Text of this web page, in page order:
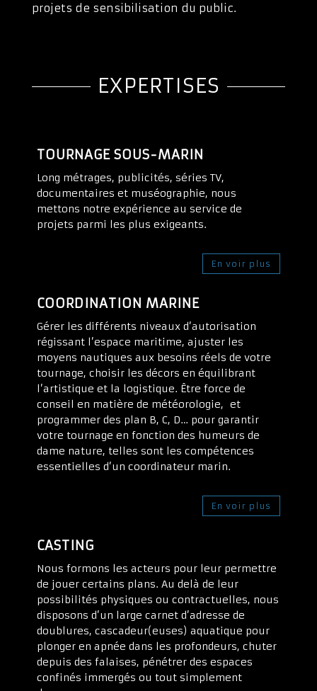
projets de sensibilisation du public.
EXPERTISES
TOURNAGE SOUS-MARIN
Long métrages, publicités, séries TV,
documentaires et muséographie, nous
mettons notre expérience au service de
projets parmi les plus exigeants.
En voir plus
COORDINATION MARINE
Gérer les différents niveaux d’autorisation
régissant l’espace maritime, ajuster les
moyens nautiques aux besoins réels de votre
tournage, choisir les décors en équilibrant
l’artistique et la logistique. Être force de
conseil en matière de météorologie, et
programmer des plan B, C, D… pour garantir
votre tournage en fonction des humeurs de
dame nature, telles sont les compétences
essentielles d’un coordinateur marin.
En voir plus
CASTING
Nous formons les acteurs pour leur permettre
de jouer certains plans. Au delà de leur
possibilités physiques ou contractuelles, nous
disposons d’un large carnet d’adresse de
doublures, cascadeur(euses) aquatique pour
plonger en apnée dans les profondeurs, chuter
depuis des falaises, pénétrer des espaces
confinés immergés ou tout simplement